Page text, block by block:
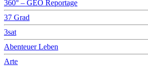
360° – GEO Reportage
37 Grad
3sat
Abenteuer Leben
Arte